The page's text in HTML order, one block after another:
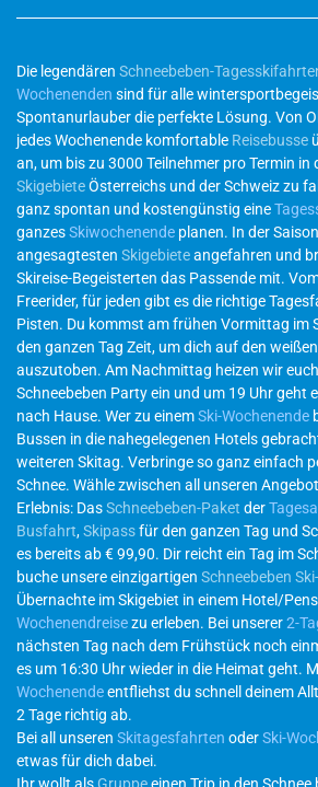
Die legendären Schneebeben-
Wochenenden sind für alle
Spontanurlauber die perfekte Lösung. Von
jedes Wochenende komfortable Reisebusse
an, um bis zu 3000 Teilnehmer pro Termin in
SkigebieteÖsterreichs und der Schweiz zu
ganz spontan und kostengünstig eine
ganzesSkiwochenende planen. In der
angesagtesten Skigebieteangefahren und
Skireise-Begeisterten das Passende mit.
Freerider, für jeden gibt es die richtige
Pisten. Du kommst am frühen Vormittag im
den ganzen Tag Zeit, um dich auf den
auszutoben. Am Nachmittag heizen wir
Schneebeben Party ein und um 19 Uhr geht
nach Hause. Wer zu einemSki-Wochenende
Bussen in die nahegelegenen Hotels
weiteren Skitag. Verbringe so ganz einfach
Schnee. Wähle zwischen all unseren
Erlebnis: DasSchneebeben-Paket der
Busfahrt,Skipassfür den ganzen Tag und
es bereits ab € 99,90. Dir reicht ein Tag im
buche unsere einzigartigen Schneebeben
Übernachte im Skigebiet in einem Hotel/
Wochenendreisezu erleben. Bei unserer2-
nächsten Tag nach dem Frühstück noch
es um 16:30 Uhr wieder in die Heimat geht.
Wochenendeentfliehst du schnell deinem
2 Tage richtig ab.
Bei all unseren Skitagesfahrten oderSki-
etwas für dich dabei.